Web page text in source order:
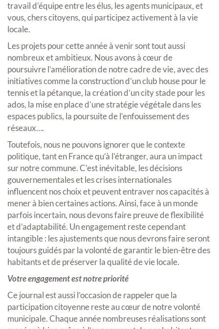
travail d’équipe entre les élus, les agents municipaux, et
vous, chers citoyens, qui participez activement à la vie
locale.
Les projets pour cette année à venir sont tout aussi
nombreux et ambitieux. Nous avons à cœur de
poursuivre l’amélioration de notre cadre de vie, avec des
initiatives comme la construction d’un club house pour le
tennis et la pétanque, la création d’un city stade pour les
ados, la mise en place d’une stratégie végétale dans les
espaces publics, la poursuite de l’enfouissement des
réseaux….
Toutefois, nous ne pouvons ignorer que le contexte
politique, tant en France qu’à l’étranger, aura un impact
sur notre commune. C’est inévitable, les décisions
gouvernementales et les crises internationales
influencent nos choix et peuvent entraver nos capacités à
mener à bien certaines actions. Ainsi, face à un monde
parfois incertain, nous devons faire preuve de flexibilité
et d’adaptabilité. Un engagement reste cependant
intangible : les ajustements que nous devrons faire seront
toujours guidés par la volonté de garantir le bien-être des
habitants et de préserver la qualité de vie locale.
Votre engagement est notre priorité
Ce journal est aussi l’occasion de rappeler que la
participation citoyenne reste au cœur de notre volonté
municipale. Chaque année nombreuses réalisations sont